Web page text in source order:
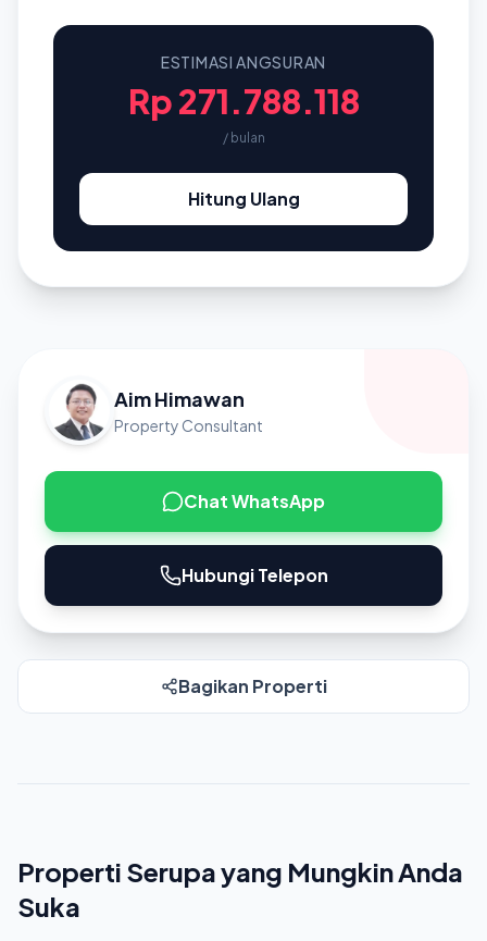
ESTIMASI ANGSURAN
Rp 271.788.118
/ bulan
Hitung Ulang
Aim Himawan
Property Consultant
Chat WhatsApp
Hubungi Telepon
Bagikan Properti
Properti Serupa yang Mungkin Anda
Suka